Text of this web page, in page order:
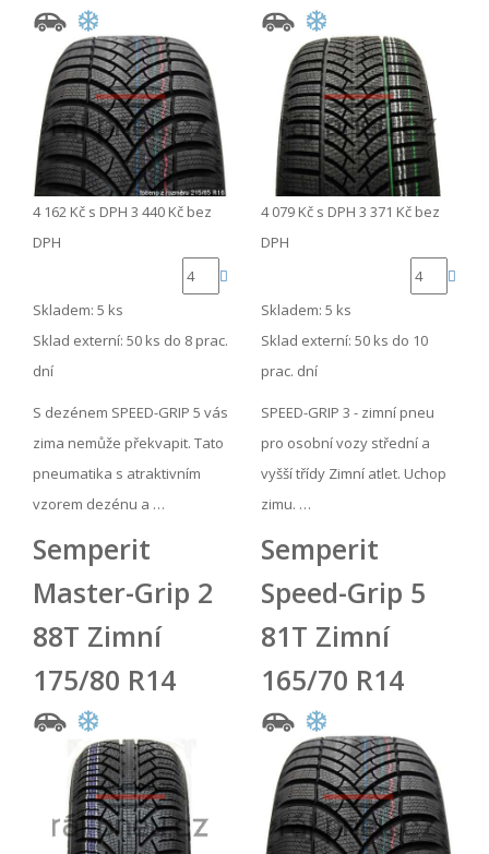
4 162 Kč s DPH 3 440 Kč bez
DPH
Skladem: 5 ks
Sklad externí: 50 ks do 8 prac.
dní
S dezénem SPEED-GRIP 5 vás
zima nemůže překvapit. Tato
pneumatika s atraktivním
vzorem dezénu a …
4 079 Kč s DPH 3 371 Kč bez
DPH
Skladem: 5 ks
Sklad externí: 50 ks do 10
prac. dní
SPEED-GRIP 3 - zimní pneu
pro osobní vozy střední a
vyšší třídy Zimní atlet. Uchop
zimu. …
Semperit
Master-Grip 2
88T Zimní
175/80 R14
Semperit
Speed-Grip 5
81T Zimní
165/70 R14